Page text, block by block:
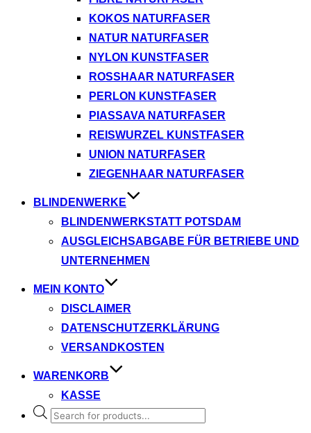
KOKOS NATURFASER
NATUR NATURFASER
NYLON KUNSTFASER
ROSSHAAR NATURFASER
PERLON KUNSTFASER
PIASSAVA NATURFASER
REISWURZEL KUNSTFASER
UNION NATURFASER
ZIEGENHAAR NATURFASER
BLINDENWERKE
BLINDENWERKSTATT POTSDAM
AUSGLEICHSABGABE FÜR BETRIEBE UND
UNTERNEHMEN
MEIN KONTO
DISCLAIMER
DATENSCHUTZERKLÄRUNG
VERSANDKOSTEN
WARENKORB
KASSE
Products
search